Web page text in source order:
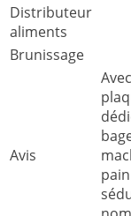
Distributeur
aliments
Brunissage
Avis